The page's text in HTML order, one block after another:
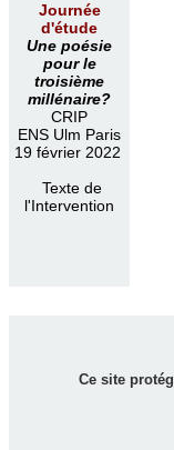
Journée
d'étude
Une poésie
pour le
troisième
millénaire?
CRIP
ENS Ulm Paris
19 février 2022
Texte de
l'Intervention
Ce site